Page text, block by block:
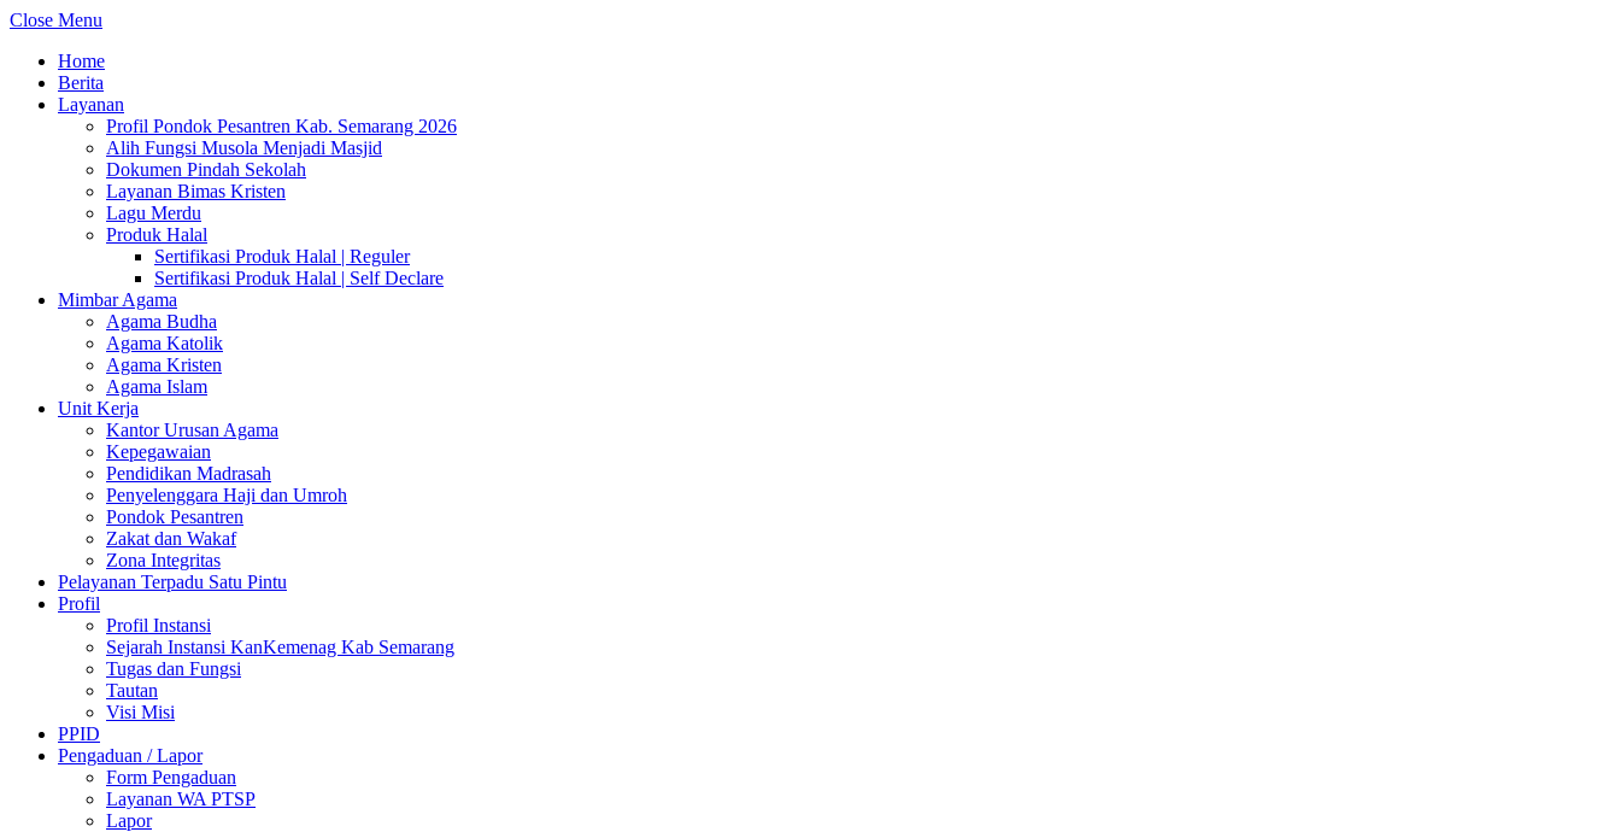
Close Menu
Home
Berita
Layanan
Profil Pondok Pesantren Kab. Semarang 2026
Alih Fungsi Musola Menjadi Masjid
Dokumen Pindah Sekolah
Layanan Bimas Kristen
Lagu Merdu
Produk Halal
Sertifikasi Produk Halal | Reguler
Sertifikasi Produk Halal | Self Declare
Mimbar Agama
Agama Budha
Agama Katolik
Agama Kristen
Agama Islam
Unit Kerja
Kantor Urusan Agama
Kepegawaian
Pendidikan Madrasah
Penyelenggara Haji dan Umroh
Pondok Pesantren
Zakat dan Wakaf
Zona Integritas
Pelayanan Terpadu Satu Pintu
Profil
Profil Instansi
Sejarah Instansi KanKemenag Kab Semarang
Tugas dan Fungsi
Tautan
Visi Misi
PPID
Pengaduan / Lapor
Form Pengaduan
Layanan WA PTSP
Lapor